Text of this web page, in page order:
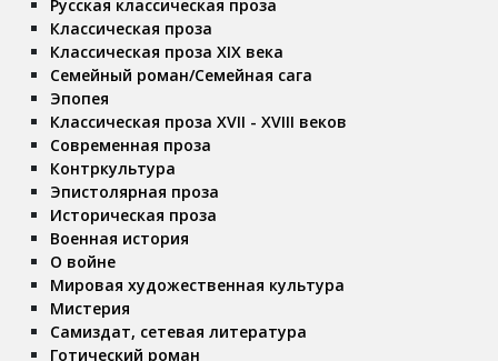
Русская классическая проза
Классическая проза
Классическая проза ХIX века
Семейный роман/Семейная сага
Эпопея
Классическая проза XVII - XVIII веков
Современная проза
Контркультура
Эпистолярная проза
Историческая проза
Военная история
О войне
Мировая художественная культура
Мистерия
Самиздат, сетевая литература
Готический роман